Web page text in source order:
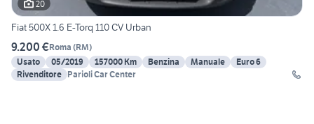
20
Fiat 500X 1.6 E-Torq 110 CV Urban
9.200 €Roma (RM)
Usato
05/2019 157000 Km Benzina Manuale
Euro 6
Rivenditore Parioli Car Center